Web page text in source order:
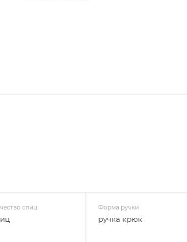
спиц Форма ручки
ручка крюк